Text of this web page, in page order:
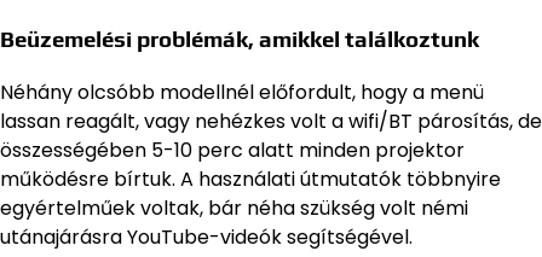
Beüzemelési problémák, amikkel találkoztunk
Néhány olcsóbb modellnél előfordult, hogy a menü
lassan reagált, vagy nehézkes volt a wifi/BT párosítás, de
összességében 5-10 perc alatt minden projektor
működésre bírtuk. A használati útmutatók többnyire
egyértelműek voltak, bár néha szükség volt némi
utánajárásra YouTube-videók segítségével.